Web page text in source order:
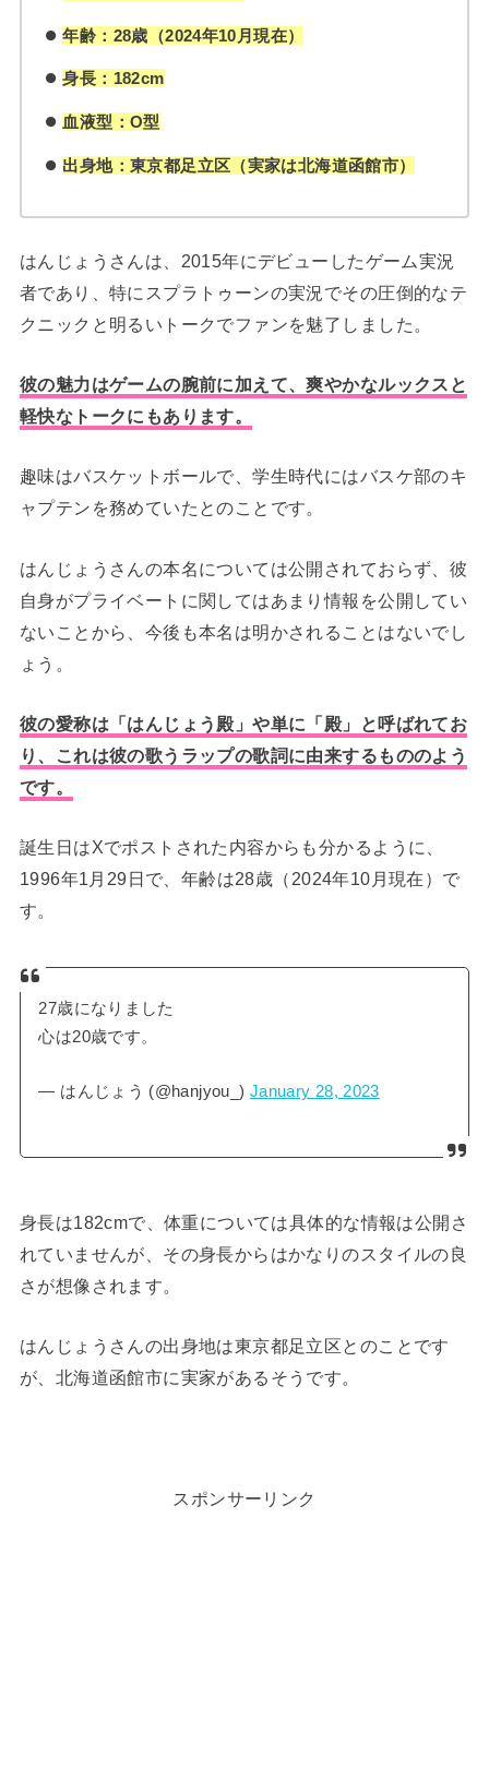
年齢：28歳（2024年10月現在）
身長：182cm
血液型：O型
出身地：東京都足立区（実家は北海道函館市）
はんじょうさんは、2015年にデビューしたゲーム実況
者であり、特にスプラトゥーンの実況でその圧倒的なテ
クニックと明るいトークでファンを魅了しました。
彼の魅力はゲームの腕前に加えて、爽やかなルックスと
軽快なトークにもあります。
趣味はバスケットボールで、学生時代にはバスケ部のキ
ャプテンを務めていたとのことです。
はんじょうさんの本名については公開されておらず、彼
自身がプライベートに関してはあまり情報を公開してい
ないことから、今後も本名は明かされることはないでし
ょう。
彼の愛称は「はんじょう殿」や単に「殿」と呼ばれてお
り、これは彼の歌うラップの歌詞に由来するもののよう
です。
誕生日はXでポストされた内容からも分かるように、
1996年1月29日で、年齢は28歳（2024年10月現在）で
す。
27歳になりました
心は20歳です。
— はんじょう (@hanjyou_) January 28, 2023
身長は182cmで、体重については具体的な情報は公開さ
れていませんが、その身長からはかなりのスタイルの良
さが想像されます。
はんじょうさんの出身地は東京都足立区とのことです
が、北海道函館市に実家があるそうです。
スポンサーリンク